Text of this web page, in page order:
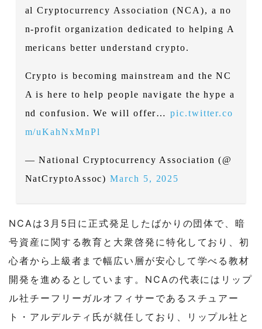
al Cryptocurrency Association (NCA), a no
n-profit organization dedicated to helping A
mericans better understand crypto.
Crypto is becoming mainstream and the NC
A is here to help people navigate the hype a
nd confusion. We will offer…pic.twitter.co
m/uKahNxMnPl
— National Cryptocurrency Association (@
NatCryptoAssoc)March 5, 2025
NCAは3月5日に正式発足したばかりの団体で、暗
号資産に関する教育と大衆啓発に特化しており、初
心者から上級者まで幅広い層が安心して学べる教材
開発を進めるとしています。NCAの代表にはリップ
ル社チーフリーガルオフィサーであるスチュアー
ト・アルデルティ氏が就任しており、リップル社と